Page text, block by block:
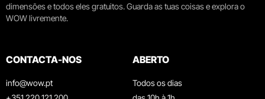
dimensões e todos eles gratuitos. Guarda as tuas coisas e explora o
WOW livremente.
CONTACTA-NOS
info@wow.pt
ABERTO
Todos os dias